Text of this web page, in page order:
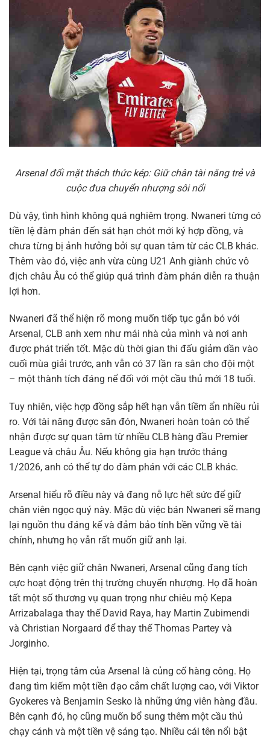
Arsenal đối mặt thách thức kép: Giữ chân tài năng trẻ và
cuộc đua chuyển nhượng sôi nổi
Dù vậy, tình hình không quá nghiêm trọng. Nwaneri từng có
tiền lệ đàm phán đến sát hạn chót mới ký hợp đồng, và
chưa từng bị ảnh hưởng bởi sự quan tâm từ các CLB khác.
Thêm vào đó, việc anh vừa cùng U21 Anh giành chức vô
địch châu Âu có thể giúp quá trình đàm phán diễn ra thuận
lợi hơn.
Nwaneri đã thể hiện rõ mong muốn tiếp tục gắn bó với
Arsenal, CLB anh xem như mái nhà của mình và nơi anh
được phát triển tốt. Mặc dù thời gian thi đấu giảm dần vào
cuối mùa giải trước, anh vẫn có 37 lần ra sân cho đội một
– một thành tích đáng nể đối với một cầu thủ mới 18 tuổi.
Tuy nhiên, việc hợp đồng sắp hết hạn vẫn tiềm ẩn nhiều rủi
ro. Với tài năng được săn đón, Nwaneri hoàn toàn có thể
nhận được sự quan tâm từ nhiều CLB hàng đầu Premier
League và châu Âu. Nếu không gia hạn trước tháng
1/2026, anh có thể tự do đàm phán với các CLB khác.
Arsenal hiểu rõ điều này và đang nỗ lực hết sức để giữ
chân viên ngọc quý này. Mặc dù việc bán Nwaneri sẽ mang
lại nguồn thu đáng kể và đảm bảo tính bền vững về tài
chính, nhưng họ vẫn rất muốn giữ anh lại.
Bên cạnh việc giữ chân Nwaneri, Arsenal cũng đang tích
cực hoạt động trên thị trường chuyển nhượng. Họ đã hoàn
tất một số thương vụ quan trọng như chiêu mộ Kepa
Arrizabalaga thay thế David Raya, hay Martin Zubimendi
và Christian Norgaard để thay thế Thomas Partey và
Jorginho.
Hiện tại, trọng tâm của Arsenal là củng cố hàng công. Họ
đang tìm kiếm một tiền đạo cắm chất lượng cao, với Viktor
Gyokeres và Benjamin Sesko là những ứng viên hàng đầu.
Bên cạnh đó, họ cũng muốn bổ sung thêm một cầu thủ
chạy cánh và một tiền vệ sáng tạo. Nhiều cái tên nổi bật